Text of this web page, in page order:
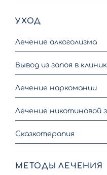
УХОД
Лечение алкоголизма
Вывод из запоя в
Лечение наркомании
Лечение никотиновой
Сказкотерапия
МЕТОДЫ ЛЕЧЕНИЯ